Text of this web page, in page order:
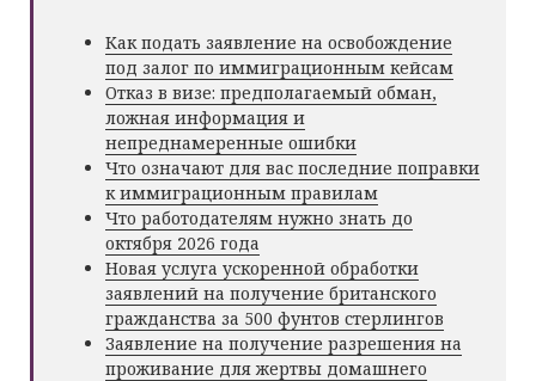
Как подать заявление на освобождение
под залог по иммиграционным кейсам
Отказ в визе: предполагаемый обман,
ложная информация и
непреднамеренные ошибки
Что означают для вас последние поправки
к иммиграционным правилам
Что работодателям нужно знать до
октября 2026 года
Новая услуга ускоренной обработки
заявлений на получение британского
гражданства за 500 фунтов стерлингов
Заявление на получение разрешения на
проживание для жертвы домашнего